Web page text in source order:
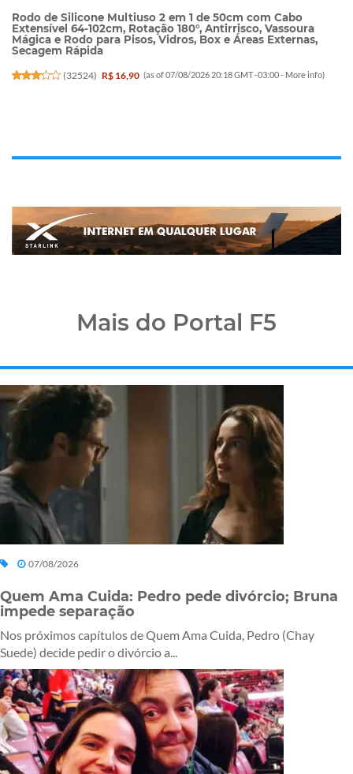
Rodo de Silicone Multiuso 2 em 1 de 50cm com Cabo
Extensível 64-102cm, Rotação 180°, Antirrisco, Vassoura
Mágica e Rodo para Pisos, Vidros, Box e Áreas Externas,
Secagem Rápida
(32524) R$ 16,90 (as of 07/08/2026 20:18 GMT -03:00 - More info)
Mais do Portal F5
07/08/2026
Quem Ama Cuida: Pedro pede divórcio; Bruna
impede separação
Nos próximos capítulos de Quem Ama Cuida, Pedro (Chay
Suede) decide pedir o divórcio a...